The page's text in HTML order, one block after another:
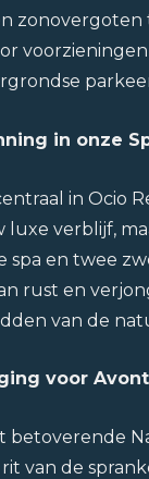
in onze
in Ocio
luxe verblijf,
spa en twee
rust en
van de
voor
betoverende
van de